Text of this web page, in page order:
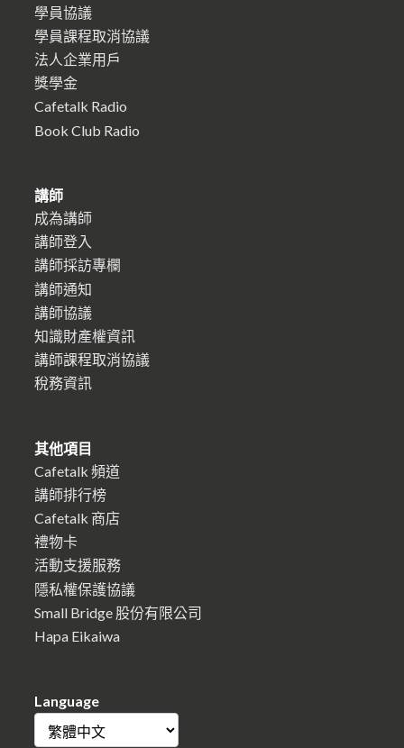
學員協議
學員課程取消協議
法人企業用戶
獎學金
Cafetalk Radio
Book Club Radio
講師
成為講師
講師登入
講師採訪專欄
講師通知
講師協議
知識財產權資訊
講師課程取消協議
稅務資訊
其他項目
Cafetalk 頻道
講師排行榜
Cafetalk 商店
禮物卡
活動支援服務
隱私權保護協議
Small Bridge 股份有限公司
Hapa Eikaiwa
Language